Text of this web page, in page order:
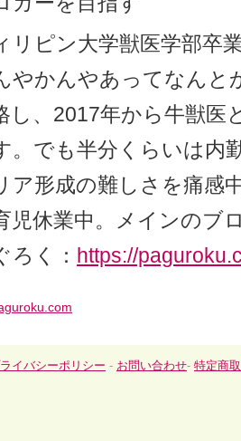
リピン大学獣医学部卒
やかんやあってなんと
し、2017年から牛獣医
。でも半分くらいは内
ア形成の難しさを痛感
児休業中。メインのブ
ろく： https://
イバシーポリシー - お問い合わせ- 特定商